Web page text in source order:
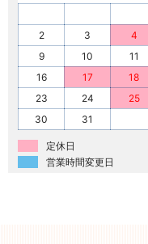
2
3 4
9
10 11
16
17 18
23
24 25
30
31
定休日
営業時間変更日